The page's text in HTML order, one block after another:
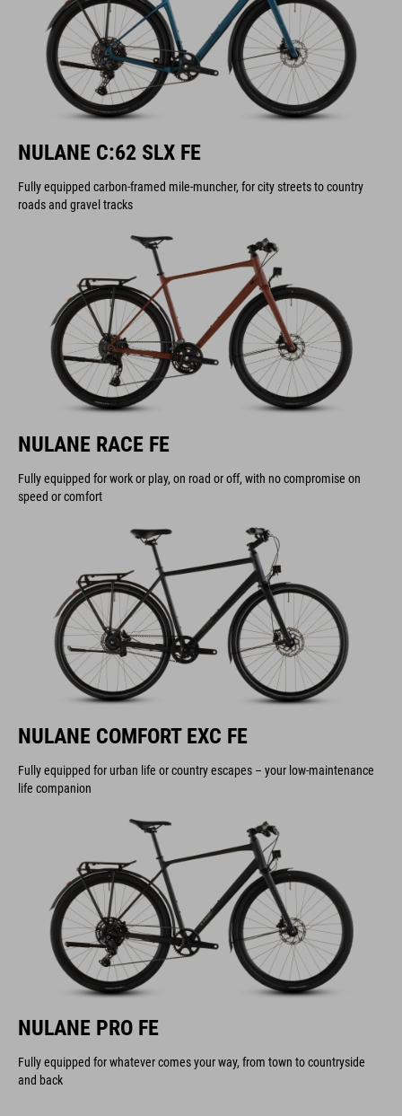
NULANE C:62 SLX FE
Fully equipped carbon-framed mile-muncher, for city streets to country
roads and gravel tracks
NULANE RACE FE
Fully equipped for work or play, on road or off, with no compromise on
speed or comfort
NULANE COMFORT EXC FE
Fully equipped for urban life or country escapes – your low-maintenance
life companion
NULANE PRO FE
Fully equipped for whatever comes your way, from town to countryside
and back